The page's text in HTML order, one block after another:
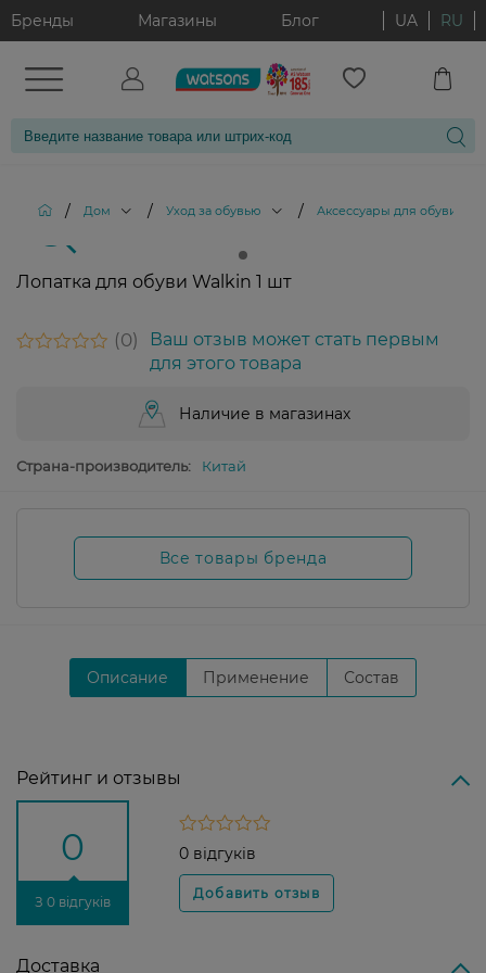
Бренды Магазины Блог UA RU
/ Дом / Уход за обувью / Аксессуары для обуви
Лопатка для обуви Walkin 1 шт
0
Ваш отзыв может стать первым
для этого товара
Наличие в магазинах
Страна-производитель: Китай
Все товары бренда
Описание Применение Состав
Рейтинг и отзывы
0
З 0 відгуків
0 відгуків
Доставка